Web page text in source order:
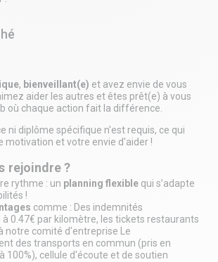
, bienveillant(e) et avez envie de vous
aider les autres et êtes prêt(e) à vous
où chaque action fait la différence.
ni diplôme spécifique n'est requis, ce qui
motivation et votre envie d'aider !
rejoindre ?
rythme : un planning flexiblequi s’adapte
!
comme : Des indemnités
0.47€ par kilomètre, les tickets restaurants
notre comité d'entreprise Le
des transports en commun (pris en
100%), cellule d'écoute et de soutien